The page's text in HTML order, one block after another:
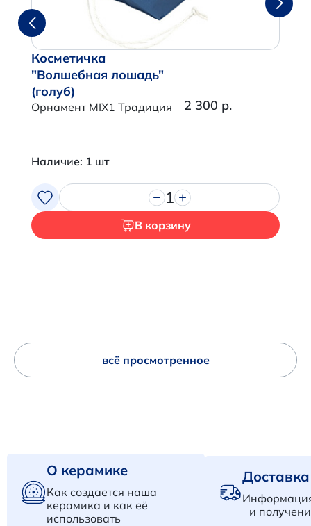
Косметичка
"Волшебная лошадь"
(голуб)
Орнамент MIX1 Традиция 2 300 р.
Наличие: 1 шт
1
В корзину
всё просмотренное
О керамике
Как создается наша
керамика и как её
использовать
и